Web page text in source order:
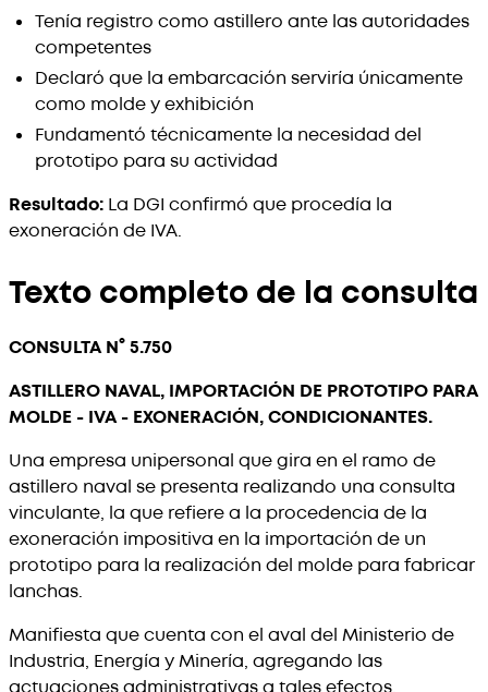
Tenía registro como astillero ante las autoridades
competentes
Declaró que la embarcación serviría únicamente
como molde y exhibición
Fundamentó técnicamente la necesidad del
prototipo para su actividad
Resultado: La DGI confirmó que procedía la
exoneración de IVA.
Texto completo de la consulta
CONSULTA N° 5.750
ASTILLERO NAVAL, IMPORTACIÓN DE PROTOTIPO PARA
MOLDE - IVA - EXONERACIÓN, CONDICIONANTES.
Una empresa unipersonal que gira en el ramo de
astillero naval se presenta realizando una consulta
vinculante, la que refiere a la procedencia de la
exoneración impositiva en la importación de un
prototipo para la realización del molde para fabricar
lanchas.
Manifiesta que cuenta con el aval del Ministerio de
Industria, Energía y Minería, agregando las